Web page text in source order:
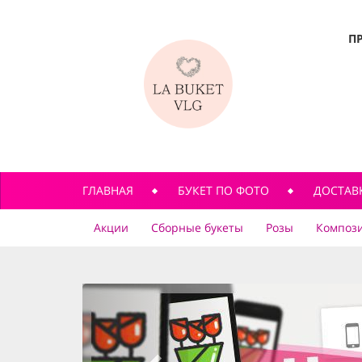
ГЛАВНАЯ БУКЕТ ПО ФОТО
Акции Сборные букеты Розы
previous